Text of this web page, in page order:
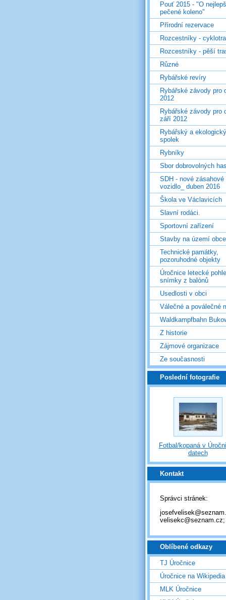
Pouť 2015 - "O
pečené koleno"
Přírodní rezervace
Rozcestníky -
Rozcestníky - pěší
Různé
Rybářské revíry
Rybářské závody pro
2012
Rybářské závody pro
září 2012
Rybářský a ekologický
spolek
Rybníky
Sbor dobrovolných
SDH - nové zásahové
vozidlo_ duben 2016
Škola ve Václavicích
Slavní rodáci.
Sportovní zařízení
Stavby na území obce
Technické památky,
pozoruhodné objekty
Úročnice letecké
snímky z balónů
Usedlosti v obci
Válečné a poválečné
Waldkampfbahn
Z historie
Zájmové organizace
Ze současnosti
Poslední fotografie
Fotbal/kopaná v
datech
Kontakt
Správci stránek:
velisekc@seznam.cz;
Oblíbené odkazy
TJ Úročnice
Úročnice na Wikipedia
MLK Úročnice